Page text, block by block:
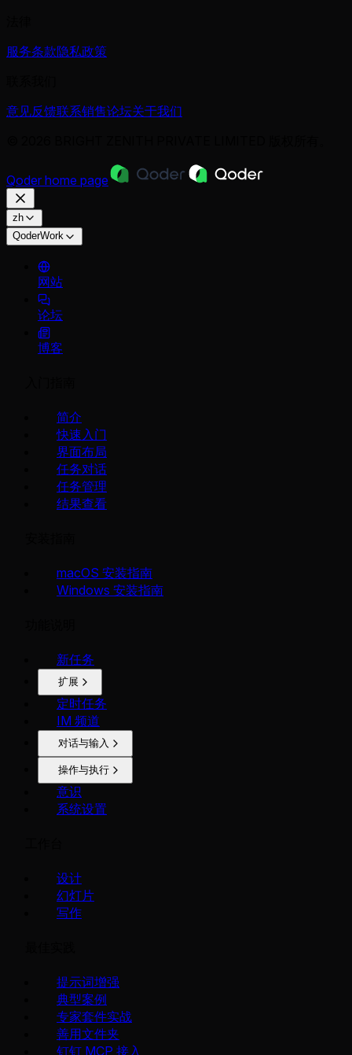
服务条款隐私政策
意见反馈联系销售论坛关于我们
Qoder home page
zh
QoderWork
网站
论坛
博客
简介
快速入门
界面布局
任务对话
任务管理
结果查看
macOS 安装指南
Windows 安装指南
新任务
扩展
定时任务
IM 频道
对话与输入
操作与执行
意识
系统设置
设计
幻灯片
写作
提示词增强
典型案例
专家套件实战
善用文件夹
钉钉 MCP 接入